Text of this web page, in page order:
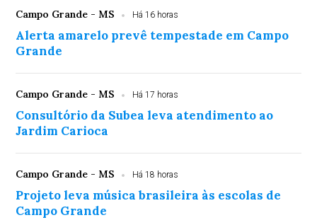
Campo Grande - MS Há 16 horas
Alerta amarelo prevê tempestade em Campo
Grande
Campo Grande - MS Há 17 horas
Consultório da Subea leva atendimento ao
Jardim Carioca
Campo Grande - MS Há 18 horas
Projeto leva música brasileira às escolas de
Campo Grande